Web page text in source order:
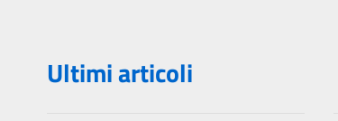
Ultimi articoli